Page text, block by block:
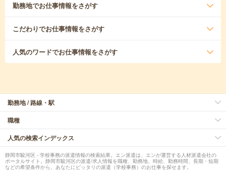
勤務地でお仕事情報をさがす
こだわりでお仕事情報をさがす
人気のワードでお仕事情報をさがす
勤務地 / 路線・駅
職種
人気の検索インデックス
静岡市駿河区 - 学校事務の派遣情報の検索結果。エン派遣は、エンが運営する人材派遣会社の
ポータルサイト。静岡市駿河区の派遣/求人情報を職種、勤務地、時給、勤務時間、長期・短期
などの希望条件から、あなたにピッタリの派遣（学校事務）のお仕事を探せます。